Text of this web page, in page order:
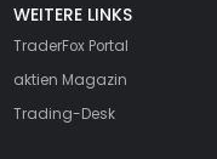
WEITERE LINKS
TraderFox Portal
aktien Magazin
Trading-Desk